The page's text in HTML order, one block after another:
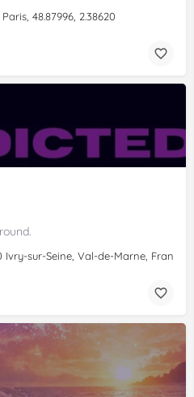
48.87996, 2.38620
sur-Seine, Val-de-Marne, France,